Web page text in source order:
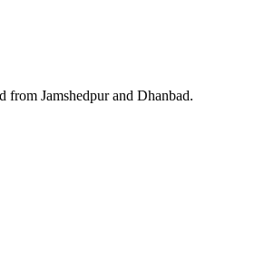
Jamshedpur and Dhanbad.